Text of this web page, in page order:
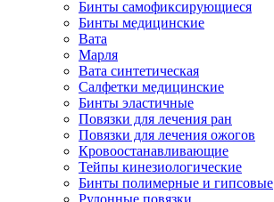
Бинты самофиксирующиеся
Бинты медицинские
Вата
Марля
Вата синтетическая
Салфетки медицинские
Бинты эластичные
Повязки для лечения ран
Повязки для лечения ожогов
Кровоостанавливающие
Тейпы кинезиологические
Бинты полимерные и гипсовые
Рулонные повязки